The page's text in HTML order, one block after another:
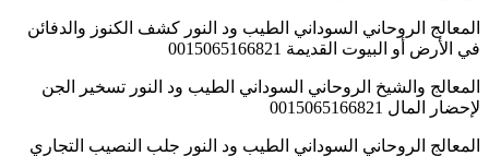
المعالج الروحاني السوداني الطيب ود النور كشف الكنوز والدفائن
في الأرض أو البيوت القديمة 0015065166821
المعالج والشيخ الروحاني السوداني الطيب ود النور تسخير الجن
لإحضار المال 0015065166821
المعالج الروحاني السوداني الطيب ود النور جلب النصيب التجاري